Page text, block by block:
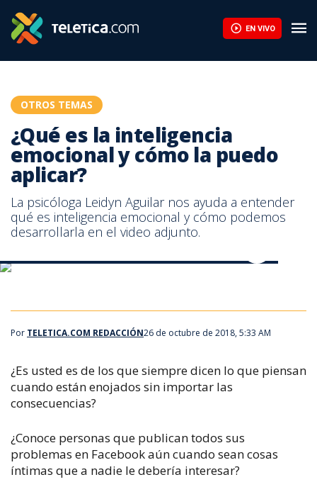
EN VIVO
OTROS TEMAS
¿Qué es la inteligencia
emocional y cómo la puedo
aplicar?
La psicóloga Leidyn Aguilar nos ayuda a entender
qué es inteligencia emocional y cómo podemos
desarrollarla en el video adjunto.
Por TELETICA.COM REDACCIÓN26 de octubre de 2018, 5:33 AM
¿Es usted es de los que siempre dicen lo que piensan
cuando están enojados sin importar las
consecuencias?
¿Conoce personas que publican todos sus
problemas en Facebook aún cuando sean cosas
íntimas que a nadie le debería interesar?